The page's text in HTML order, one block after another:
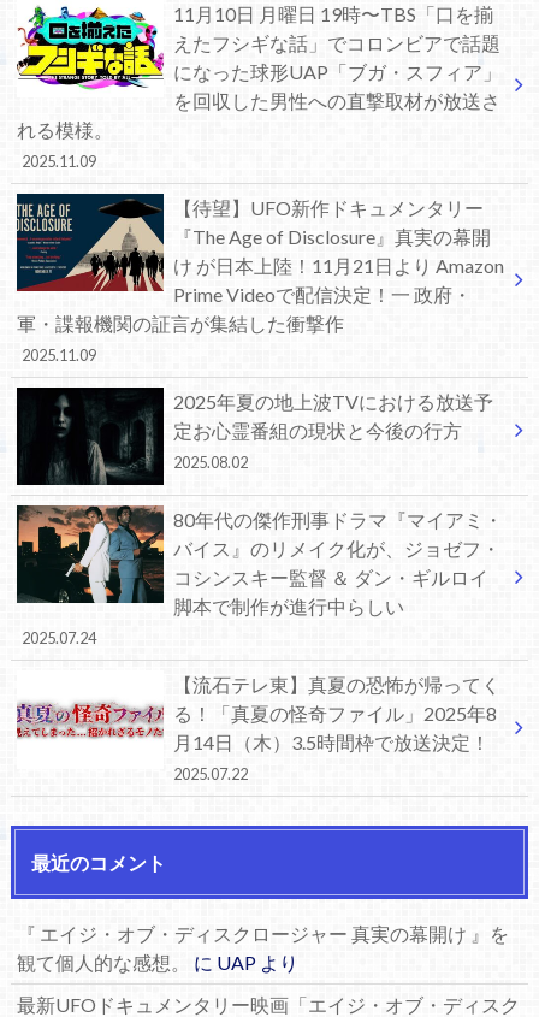
11月10日 月曜日 19時〜TBS「口を揃
えたフシギな話」でコロンビアで話題
になった球形UAP「ブガ・スフィア」
を回収した男性への直撃取材が放送さ
れる模様。
2025.11.09
【待望】UFO新作ドキュメンタリー
『The Age of Disclosure』真実の幕開
け が日本上陸！11月21日より Amazon
Prime Videoで配信決定！一 政府・
軍・諜報機関の証言が集結した衝撃作
2025.11.09
2025年夏の地上波TVにおける放送予
定お心霊番組の現状と今後の行方
2025.08.02
80年代の傑作刑事ドラマ『マイアミ・
バイス』のリメイク化が、ジョゼフ・
コシンスキー監督 ＆ ダン・ギルロイ
脚本で制作が進行中らしい
2025.07.24
【流石テレ東】真夏の恐怖が帰ってく
る！「真夏の怪奇ファイル」2025年8
月14日（木）3.5時間枠で放送決定！
2025.07.22
最近のコメント
『 エイジ・オブ・ディスクロージャー 真実の幕開け 』を
観て個人的な感想。
に UAPより
最新UFOドキュメンタリー映画「エイジ・オブ・ディスク